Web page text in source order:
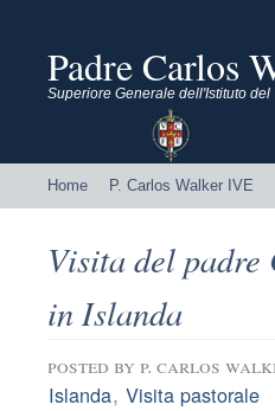
Padre Carlos
Superiore Generale dell'Istituto del
Home P. Carlos Walker IVE
Visita del
in Islanda
posted by p. carlos
Islanda, Visita pastorale